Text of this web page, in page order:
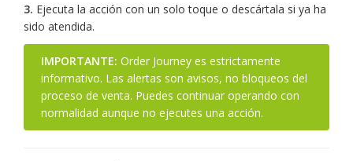
3. Ejecuta la acción con un solo toque o descártala si ya ha
sido atendida.
IMPORTANTE: Order Journey es estrictamente
informativo. Las alertas son avisos, no bloqueos del
proceso de venta. Puedes continuar operando con
normalidad aunque no ejecutes una acción.